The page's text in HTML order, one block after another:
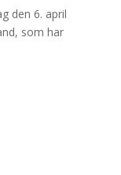
den 6. april
som har